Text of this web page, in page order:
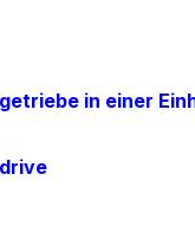
in einer